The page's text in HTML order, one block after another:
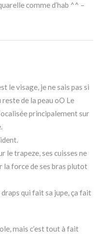
comme d’hab ^^ –
le visage, je ne sais pas si
de la peau oO Le
principalement sur
le trapeze, ses cuisses ne
la force de ses bras plutot
draps qui fait sa jupe, ça fait
mais c’est tout à fait